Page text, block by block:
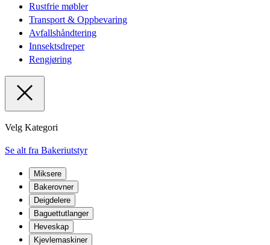
Rustfrie møbler
Transport & Oppbevaring
Avfallshåndtering
Innsektsdreper
Rengjøring
Velg Kategori
Se alt fra Bakeriutstyr
Miksere
Bakerovner
Deigdelere
Baguettutlanger
Heveskap
Kjevlemaskiner